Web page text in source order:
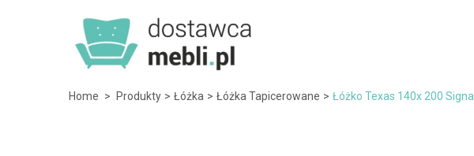
Home > Produkty > Łóżka > Łóżka Tapicerowane > Łóżko Texas 140x 200 Signal